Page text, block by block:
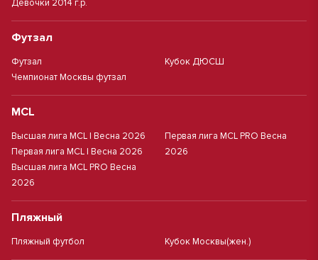
Девочки 2014 г.р.
Футзал
Футзал
Чемпионат Москвы футзал
Кубок ДЮСШ
MCL
Высшая лига MCL | Весна 2026
Первая лига MCL | Весна 2026
Высшая лига MCL PRO Весна
2026
Первая лига MCL PRO Весна
2026
Пляжный
Пляжный футбол Кубок Москвы(жен.)